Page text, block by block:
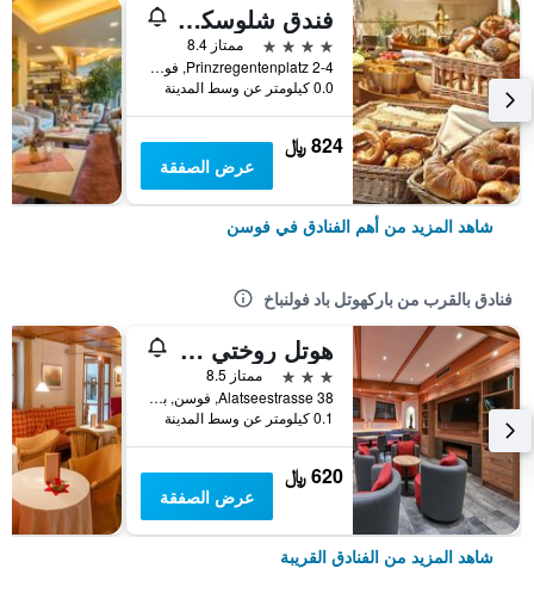
فندق شلوسكروون
4 نجوم
ممتاز 8.4
Prinzregentenplatz 2-4, فوسن, بافاريا, ألمانيا
0.0 كيلومتر عن وسط المدينة
824 ﷼
عرض الصفقة
شاهد المزيد من أهم الفنادق في فوسن
فنادق بالقرب من باركهوتل باد فولنباخ
هوتل روختي - زايت فور ميخ.
3 نجوم
ممتاز 8.5
Alatseestrasse 38, فوسن, بافاريا, ألمانيا
0.1 كيلومتر عن وسط المدينة
620 ﷼
عرض الصفقة
شاهد المزيد من الفنادق القريبة